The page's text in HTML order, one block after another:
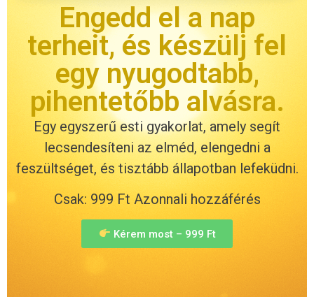
Engedd el a nap
terheit, és készülj fel
egy nyugodtabb,
pihentetőbb alvásra.
Egy egyszerű esti gyakorlat, amely segít
lecsendesíteni az elméd, elengedni a
feszültséget, és tisztább állapotban lefeküdni.
Csak: 999 Ft Azonnali hozzáférés
Kérem most – 999 Ft